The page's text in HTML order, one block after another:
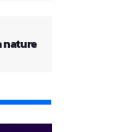
nature